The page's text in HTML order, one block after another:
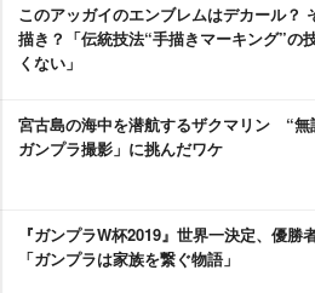
このアッガイのエンブレムはデカール？
描き？「伝統技法“手描きマーキング”の
くない」
宮古島の海中を潜航するザクマリン “無
ガンプラ撮影」に挑んだワケ
『ガンプラW杯2019』世界一決定、優勝
「ガンプラは家族を繋ぐ物語」